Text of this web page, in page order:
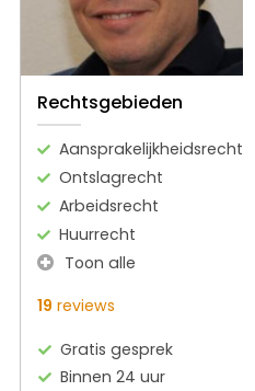
Rechtsgebieden
Aansprakelijkheidsrecht
Ontslagrecht
Arbeidsrecht
Huurrecht
Toon alle
19 reviews
Gratis gesprek
Binnen 24 uur